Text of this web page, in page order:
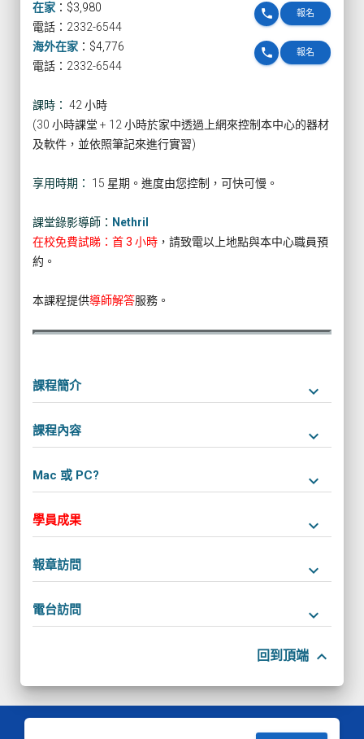
在家 ： $3,980 報名
phone
電話：2332-6544
海外在家 ： $4,776 報名
phone
電話：2332-6544
課時： 42 小時
(30 小時課堂 + 12 小時於家中透過上網來控制本中心的器材
及軟件，並依照筆記來進行實習)
享用時期： 15 星期。進度由您控制，可快可慢。
課堂錄影導師： Nethril
在校免費試睇：首 3 小時 ，請致電以上地點與本中心職員預
約。
本課程提供導師解答服務。
課程簡介 keyboard_arrow_down
課程內容 keyboard_arrow_down
Mac 或 PC? keyboard_arrow_down
學員成果 keyboard_arrow_down
報章訪問 keyboard_arrow_down
電台訪問 keyboard_arrow_down
回到頂端 keyboard_arrow_up